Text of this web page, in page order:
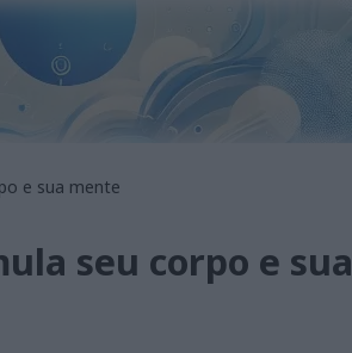
e sua mente
seu corpo e sua